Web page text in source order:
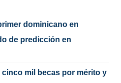
dominicano en
de predicción en
mil becas por mérito y